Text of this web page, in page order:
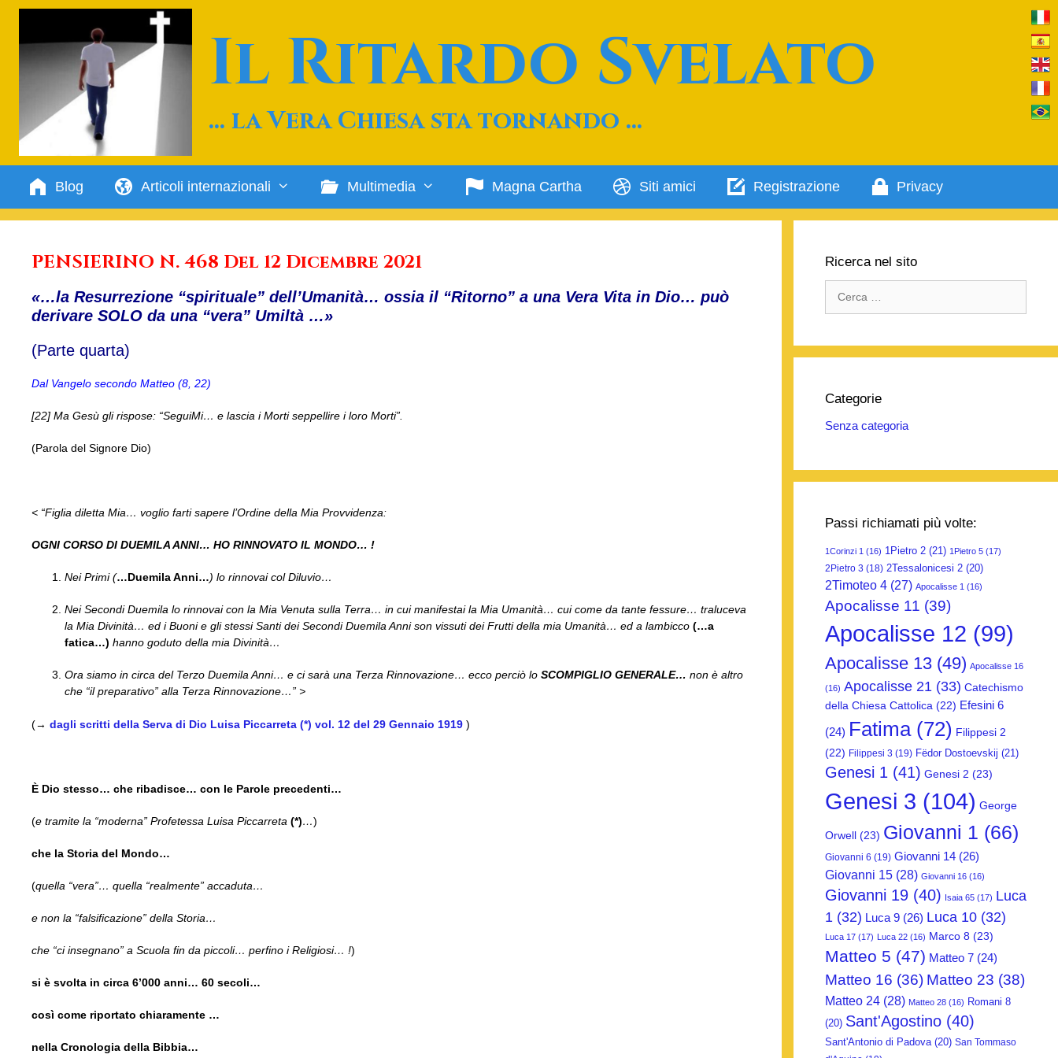
contenuto
Il Ritardo Svelato
… la Vera Chiesa sta tornando …
Blog Articoli internazionali Multimedia Magna Cartha Siti amici Registrazione Privacy
PENSIERINO N. 468 Del 12 Dicembre 2021
«…la Resurrezione “spirituale” dell’Umanità… ossia il “Ritorno” a una Vera Vita in Dio… può
derivare SOLO da una “vera” Umiltà …»
(Parte quarta)
Dal Vangelo secondo Matteo (8, 22)
[22] Ma Gesù gli rispose: “SeguiMi… e lascia i Morti seppellire i loro Morti”.
(Parola del Signore Dio)
< “Figlia diletta Mia… voglio farti sapere l’Ordine della Mia Provvidenza:
OGNI CORSO DI DUEMILA ANNI… HO RINNOVATO IL MONDO… !
Nei Primi (…Duemila Anni…) lo rinnovai col Diluvio…
Nei Secondi Duemila lo rinnovai con la Mia Venuta sulla Terra… in cui manifestai la Mia Umanità… cui come da tante fessure… traluceva
la Mia Divinità… ed i Buoni e gli stessi Santi dei Secondi Duemila Anni son vissuti dei Frutti della mia Umanità… ed a lambicco (…a
fatica…) hanno goduto della mia Divinità…
Ora siamo in circa del Terzo Duemila Anni… e ci sarà una Terza Rinnovazione… ecco perciò lo SCOMPIGLIO GENERALE… non è altro
che “il preparativo” alla Terza Rinnovazione…” >
(→ dagli scritti della Serva di Dio Luisa Piccarreta (*) vol. 12 del 29 Gennaio 1919 )
È Dio stesso… che ribadisce… con le Parole precedenti…
(e tramite la “moderna” Profetessa Luisa Piccarreta (*)…)
che la Storia del Mondo…
(quella “vera”… quella “realmente” accaduta…
e non la “falsificazione” della Storia…
che “ci insegnano” a Scuola fin da piccoli… perfino i Religiosi… !)
si è svolta in circa 6’000 anni… 60 secoli…
così come riportato chiaramente …
nella Cronologia della Bibbia…
Ricerca nel sito
per:
Categorie
Senza categoria
Passi richiamati più volte:
1Corinzi 1 (16) 1Pietro 2 (21) 1Pietro 5 (17)
2Pietro 3 (18) 2Tessalonicesi 2 (20)
2Timoteo 4 (27) Apocalisse 1 (16)
Apocalisse 11 (39)
Apocalisse 12 (99)
Apocalisse 13 (49) Apocalisse 16
(16) Apocalisse 21 (33) Catechismo
della Chiesa Cattolica (22) Efesini 6
(24) Fatima (72) Filippesi 2
(22) Filippesi 3 (19) Fëdor Dostoevskij (21)
Genesi 1 (41) Genesi 2 (23)
Genesi 3 (104) George
Orwell (23) Giovanni 1 (66)
Giovanni 6 (19) Giovanni 14 (26)
Giovanni 15 (28) Giovanni 16 (16)
Giovanni 19 (40) Isaia 65 (17) Luca
1 (32) Luca 9 (26) Luca 10 (32)
Luca 17 (17) Luca 22 (16) Marco 8 (23)
Matteo 5 (47) Matteo 7 (24)
Matteo 16 (36) Matteo 23 (38)
Matteo 24 (28) Matteo 28 (16) Romani 8
(20) Sant'Agostino (40)
Sant'Antonio di Padova (20) San Tommaso